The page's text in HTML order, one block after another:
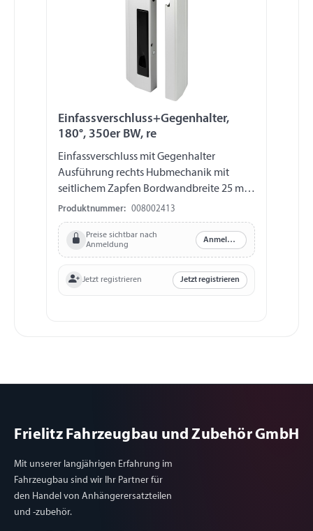
Einfassverschluss+Gegenhalter,
180°, 350er BW, re
Einfassverschluss mit Gegenhalter
Ausführung rechts Hubmechanik mit
seitlichem Zapfen Bordwandbreite 25 mm
Bordwandhöhe 350 mm Material
Aluminium Verschlussgriff von unten nach
oben öffnend Verschlussgriff
pulverbeschichtet, schwarz matt
Verschlussöffnung 180° mit
Verschlussstopfen
Produktnummer: 008002413
Preise sichtbar nach
Anmeldung
Anmelden
Jetzt registrieren Jetzt registrieren
Frielitz Fahrzeugbau und Zubehör GmbH
Mit unserer langjährigen Erfahrung im
Fahrzeugbau sind wir Ihr Partner für
den Handel von Anhängerersatzteilen
und -zubehör.